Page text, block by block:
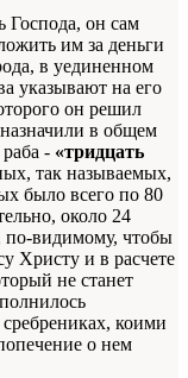
Господа, он сам
им за деньги
в уединенном
указывают на его
он решил
в общем
- «тридцать
так называемых,
было всего по 80
около 24
по-видимому, чтобы
Христу и в расчете
не станет
коими
о нем